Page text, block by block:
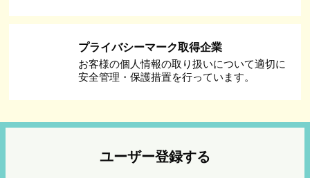
プライバシーマーク取得企業
お客様の個人情報の取り扱いについて適切に
安全管理・保護措置を行っています。
ユーザー登録する